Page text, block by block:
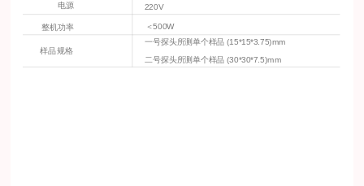
电源 220V
整机功率 ＜500W
样品规格
一号探头所测单个样品 (15*15*3.75)mm
二号探头所测单个样品 (30*30*7.5)mm